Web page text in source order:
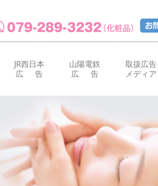
JR西日本
広 告
山陽電鉄
広 告
取扱広告
メディア